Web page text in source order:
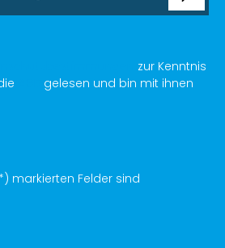
zur Kenntnis
gelesen und bin mit ihnen
markierten Felder sind